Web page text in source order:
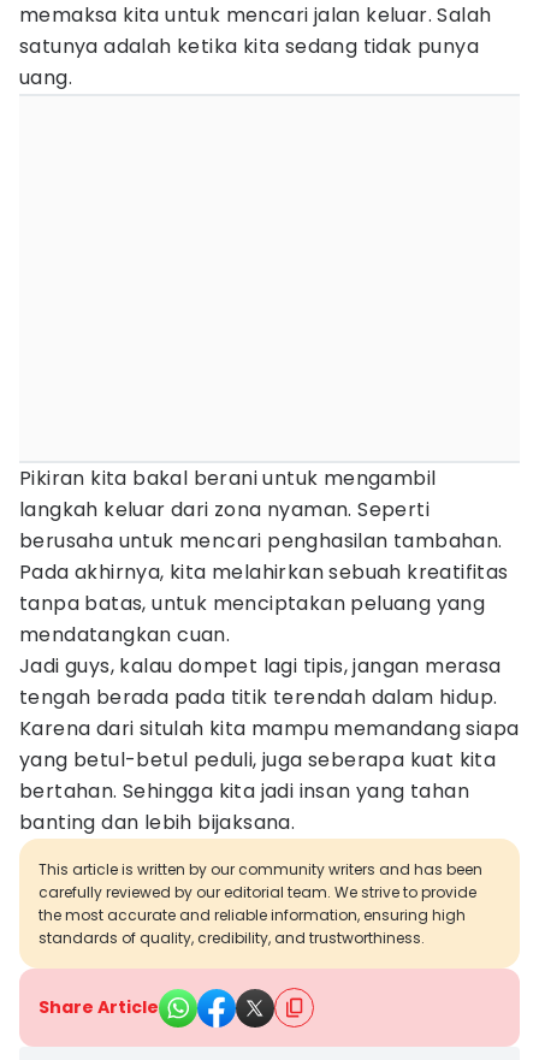
memaksa kita untuk mencari jalan keluar. Salah
satunya adalah ketika kita sedang tidak punya
uang.
Pikiran kita bakal berani untuk mengambil
langkah keluar dari zona nyaman. Seperti
berusaha untuk mencari penghasilan tambahan.
Pada akhirnya, kita melahirkan sebuah kreatifitas
tanpa batas, untuk menciptakan peluang yang
mendatangkan cuan.
Jadi guys, kalau dompet lagi tipis, jangan merasa
tengah berada pada titik terendah dalam hidup.
Karena dari situlah kita mampu memandang siapa
yang betul-betul peduli, juga seberapa kuat kita
bertahan. Sehingga kita jadi insan yang tahan
banting dan lebih bijaksana.
This article is written by our community writers and has been
carefully reviewed by our editorial team. We strive to provide
the most accurate and reliable information, ensuring high
standards of quality, credibility, and trustworthiness.
Share Article